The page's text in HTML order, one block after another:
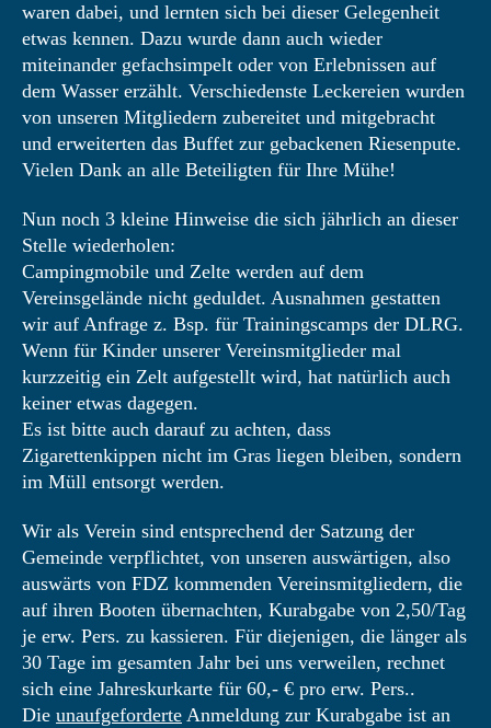
waren dabei, und lernten sich bei dieser Gelegenheit
etwas kennen. Dazu wurde dann auch wieder
miteinander gefachsimpelt oder von Erlebnissen auf
dem Wasser erzählt. Verschiedenste Leckereien wurden
von unseren Mitgliedern zubereitet und mitgebracht
und erweiterten das Buffet zur gebackenen Riesenpute.
Vielen Dank an alle Beteiligten für Ihre Mühe!
Nun noch 3 kleine Hinweise die sich jährlich an dieser
Stelle wiederholen:
Campingmobile und Zelte werden auf dem
Vereinsgelände nicht geduldet. Ausnahmen gestatten
wir auf Anfrage z. Bsp. für Trainingscamps der DLRG.
Wenn für Kinder unserer Vereinsmitglieder mal
kurzzeitig ein Zelt aufgestellt wird, hat natürlich auch
keiner etwas dagegen.
Es ist bitte auch darauf zu achten, dass
Zigarettenkippen nicht im Gras liegen bleiben, sondern
im Müll entsorgt werden.
Wir als Verein sind entsprechend der Satzung der
Gemeinde verpflichtet, von unseren auswärtigen, also
auswärts von FDZ kommenden Vereinsmitgliedern, die
auf ihren Booten übernachten, Kurabgabe von 2,50/Tag
je erw. Pers. zu kassieren. Für diejenigen, die länger als
30 Tage im gesamten Jahr bei uns verweilen, rechnet
sich eine Jahreskurkarte für 60,- € pro erw. Pers..
Die unaufgeforderte Anmeldung zur Kurabgabe ist an